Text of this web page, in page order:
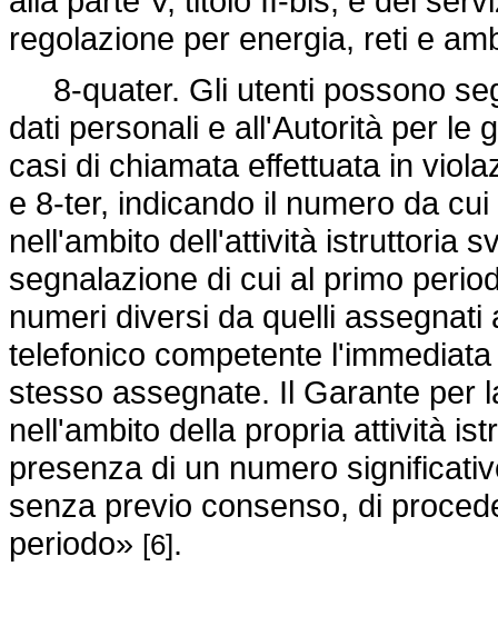
regolazione per energia, reti e
8-quater. Gli utenti possono
dati personali e all'Autorità per le
casi di chiamata effettuata in
e 8-ter, indicando il numero da
nell'ambito dell'attività istruttoria
segnalazione di cui al primo
numeri diversi da quelli
telefonico competente
stesso assegnate. Il Garante per
nell'ambito della propria attività
presenza di un numero
senza previo consenso, di
periodo» [6].